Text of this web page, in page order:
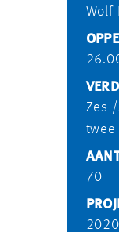
Wolf
Zes
twee
70